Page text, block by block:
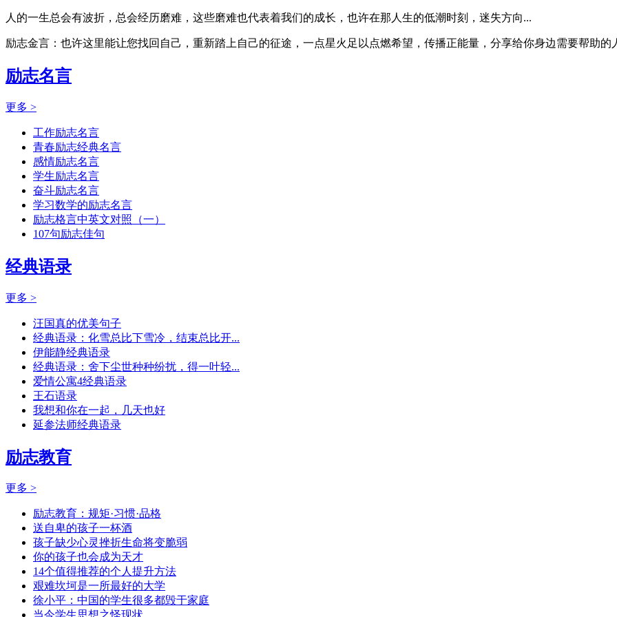
人的一生总会有波折，总会经历磨难，这些磨难也代表着我们的成长，也许在那人生的低潮时刻，迷失方向...
励志金言：也许这里能让您找回自己，重新踏上自己的征途，一点星火足以点燃希望，传播正能量，分享给你身边需要帮助的
励志名言
更多 >
工作励志名言
青春励志经典名言
感情励志名言
学生励志名言
奋斗励志名言
学习数学的励志名言
励志格言中英文对照（一）
107句励志佳句
经典语录
更多 >
汪国真的优美句子
经典语录：化雪总比下雪冷，结束总比开...
伊能静经典语录
经典语录：舍下尘世种种纷扰，得一叶轻...
爱情公寓4经典语录
王石语录
我想和你在一起，几天也好
延参法师经典语录
励志教育
更多 >
励志教育：规矩·习惯·品格
送自卑的孩子一杯酒
孩子缺少心灵挫折生命将变脆弱
你的孩子也会成为天才
14个值得推荐的个人提升方法
艰难坎坷是一所最好的大学
徐小平：中国的学生很多都毁于家庭